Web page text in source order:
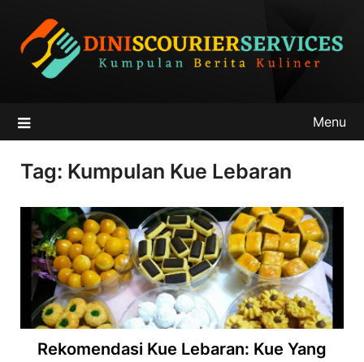
content
Menu
Tag: Kumpulan Kue Lebaran
Rekomendasi Kue Lebaran: Kue Yang